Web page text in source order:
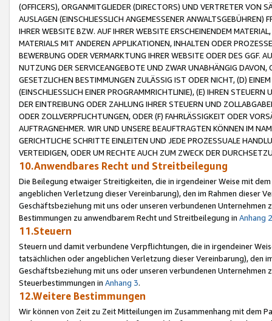
(OFFICERS), ORGANMITGLIEDER (DIRECTORS) UND VERTRETER VON
AUSLAGEN (EINSCHLIESSLICH ANGEMESSENER
IHRER WEBSITE BZW. AUF IHRER WEBSITE ERSCHEINENDEM
MATERIALS MIT ANDEREN APPLIKATIONEN, INHALTEN ODER
BEWERBUNG ODER VERMARKTUNG IHRER WEBSITE ODER DES GGF.
NUTZUNG DER SERVICEANGEBOTE UND ZWAR UNABHÄNGIG
GESETZLICHEN BESTIMMUNGEN ZULÄSSIG IST ODER NICHT, (D)
(EINSCHLIESSLICH EINER PROGRAMMRICHTLINIE), (E) IHREN
DER EINTREIBUNG ODER ZAHLUNG IHRER STEUERN UND
ODER ZOLLVERPFLICHTUNGEN, ODER (F) FAHRLÄSSIGKEIT ODER
AUFTRAGNEHMER. WIR UND UNSERE BEAUFTRAGTEN KÖNNEN IM
GERICHTLICHE SCHRITTE EINLEITEN UND JEDE PROZESSUALE
VERTEIDIGEN, ODER UM RECHTE AUCH ZUM ZWECK DER
10.Anwendbares Recht und Streitbeilegung
Die Beilegung etwaiger Streitigkeiten, die in irgendeiner Weise mit
angeblichen Verletzung dieser Vereinbarung), den im Rahmen dieser
Geschäftsbeziehung mit uns oder unseren verbundenen
Bestimmungen zu anwendbarem Recht und Streitbeilegung in Anhang 2
11.Steuern
Steuern und damit verbundene Verpflichtungen, die in irgendeiner
tatsächlichen oder angeblichen Verletzung dieser Vereinbarung), den
Geschäftsbeziehung mit uns oder unseren verbundenen
Steuerbestimmungen in Anhang 3.
12.Weitere Bestimmungen
Wir können von Zeit zu Zeit Mitteilungen im Zusammenhang mit dem